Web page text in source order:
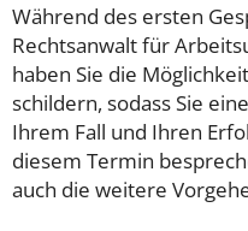
Während des ersten
Rechtsanwalt für
haben Sie die
schildern, sodass Sie
Ihrem Fall und Ihren
diesem Termin
auch die weitere